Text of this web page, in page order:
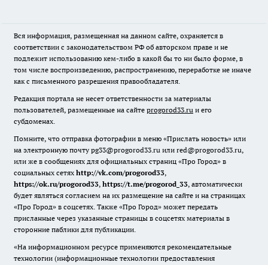
Вся информация, размещенная на данном сайте, охраняется в
соответствии с законодательством РФ об авторском праве и не
подлежит использованию кем-либо в какой бы то ни было форме, в
том числе воспроизведению, распространению, переработке не иначе
как с письменного разрешения правообладателя.
Редакция портала не несет ответственности за материалы
пользователей, размещенные на сайте progorod33.ru и его
субдоменах.
Помните, что отправка фотографии в меню «Прислать новость» или
на электронную почту pg33@progorod33.ru или red@progorod33.ru,
или же в сообщениях для официальных страниц «Про Город» в
социальных сетях http://vk.com/progorod33,
https://ok.ru/progorod33, https://t.me/progorod_33, автоматически
будет являться согласием на их размещение на сайте и на страницах
«Про Город» в соцсетях. Также «Про Город» может передать
присланные через указанные страницы в соцсетях материалы в
сторонние паблики для публикации.
«На информационном ресурсе применяются рекомендательные
технологии (информационные технологии предоставления